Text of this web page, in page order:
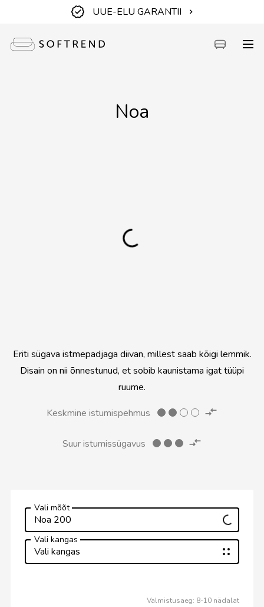
UUE-ELU GARANTII
Noa
Eriti sügava istmepadjaga diivan, millest saab kõigi lemmik.
Disain on nii õnnestunud, et sobib kaunistama igat tüüpi
ruume.
Keskmine istumispehmus
Suur istumissügavus
Vali mõõt
Noa 200
Vali kangas
Vali kangas
Valmistusaeg: 8-10 nädalat